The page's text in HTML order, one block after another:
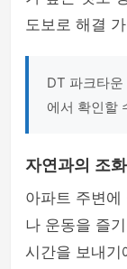
도보로 해결
DT 파크타
에서 확인할
자연과의 조화
아파트 주변에
나 운동을 즐
시간을 보내기